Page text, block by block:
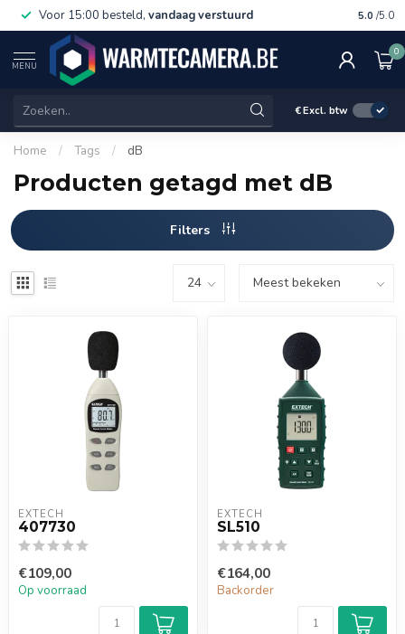
Voor 15:00 besteld, vandaag verstuurd Gratis
5.0 /5.0
MENU
0
€Excl. btw
Home / Tags / dB
Producten getagd met dB
Filters
EXTECH
407730
€109,00
Op voorraad
EXTECH
SL510
€164,00
Backorder